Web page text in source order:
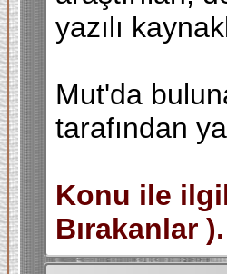
yazılı
Mut'da
tarafından
Konu ile
Bırakanlar ).